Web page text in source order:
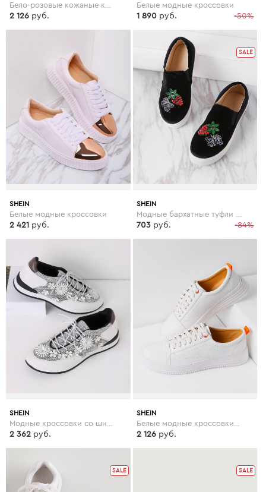
2 126 руб.
Белые модные кроссовки
-50%
1 890 руб.
SHEIN
Белые модные кроссовки
2 421 руб.
SALE
SHEIN
-84%
703 руб.
SHEIN
2 362 руб.
SHEIN
2 126 руб.
SALE SALE